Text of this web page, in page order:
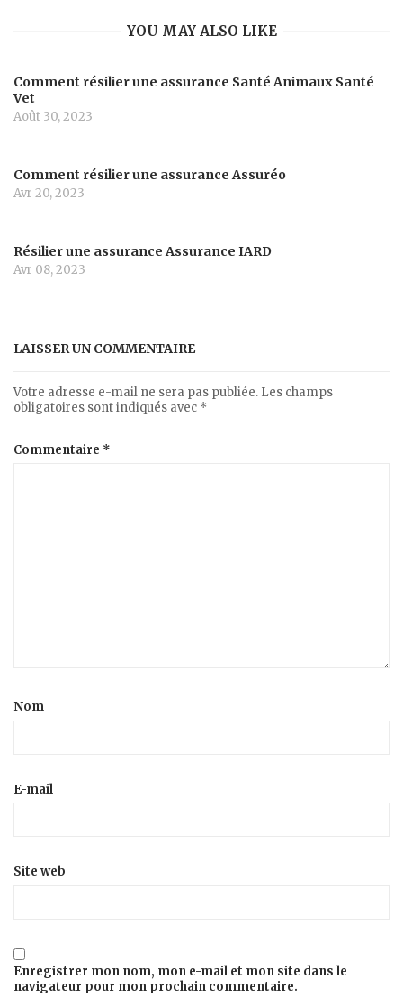
YOU MAY ALSO LIKE
Comment résilier une assurance Santé Animaux Santé
Vet
Août 30, 2023
Comment résilier une assurance Assuréo
Avr 20, 2023
Résilier une assurance Assurance IARD
Avr 08, 2023
LAISSER UN COMMENTAIRE
Votre adresse e-mail ne sera pas publiée. Les champs
obligatoires sont indiqués avec *
Commentaire *
Nom
E-mail
Site web
Enregistrer mon nom, mon e-mail et mon site dans le
navigateur pour mon prochain commentaire.